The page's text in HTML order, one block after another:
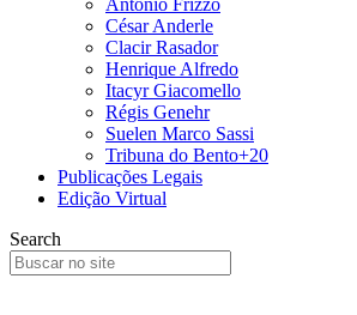
Antônio Frizzo
César Anderle
Clacir Rasador
Henrique Alfredo
Itacyr Giacomello
Régis Genehr
Suelen Marco Sassi
Tribuna do Bento+20
Publicações Legais
Edição Virtual
Search